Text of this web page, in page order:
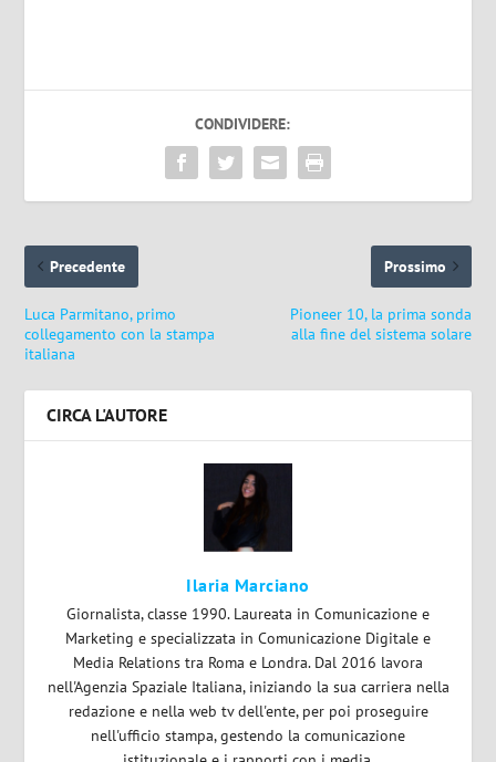
CONDIVIDERE:
Precedente
Luca Parmitano, primo
collegamento con la stampa
italiana
Prossimo
Pioneer 10, la prima sonda
alla fine del sistema solare
CIRCA L'AUTORE
Ilaria Marciano
Giornalista, classe 1990. Laureata in Comunicazione e
Marketing e specializzata in Comunicazione Digitale e
Media Relations tra Roma e Londra. Dal 2016 lavora
nell'Agenzia Spaziale Italiana, iniziando la sua carriera nella
redazione e nella web tv dell'ente, per poi proseguire
nell'ufficio stampa, gestendo la comunicazione